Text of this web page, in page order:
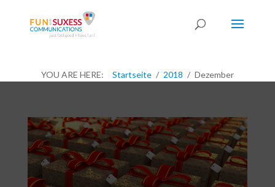
YOU ARE HERE: Startseite 2018 Dezember